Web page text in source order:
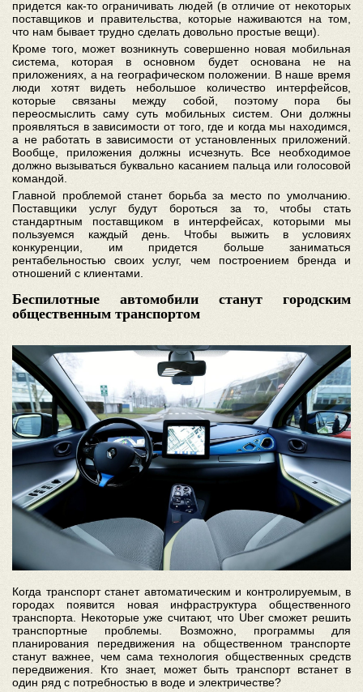
придется как-то ограничивать людей (в отличие от некоторых
поставщиков и правительства, которые наживаются на том,
что нам бывает трудно сделать довольно простые вещи).
Кроме того, может возникнуть совершенно новая мобильная
система, которая в основном будет основана не на
приложениях, а на географическом положении. В наше время
люди хотят видеть небольшое количество интерфейсов,
которые связаны между собой, поэтому пора бы
переосмыслить саму суть мобильных систем. Они должны
проявляться в зависимости от того, где и когда мы находимся,
а не работать в зависимости от установленных приложений.
Вообще, приложения должны исчезнуть. Все необходимое
должно вызываться буквально касанием пальца или голосовой
командой.
Главной проблемой станет борьба за место по умолчанию.
Поставщики услуг будут бороться за то, чтобы стать
стандартным поставщиком в интерфейсах, которыми мы
пользуемся каждый день. Чтобы выжить в условиях
конкуренции, им придется больше заниматься
рентабельностью своих услуг, чем построением бренда и
отношений с клиентами.
Беспилотные автомобили станут городским
общественным транспортом
Когда транспорт станет автоматическим и контролируемым, в
городах появится новая инфраструктура общественного
транспорта. Некоторые уже считают, что Uber сможет решить
транспортные проблемы. Возможно, программы для
планирования передвижения на общественном транспорте
станут важнее, чем сама технология общественных средств
передвижения. Кто знает, может быть транспорт встанет в
один ряд с потребностью в воде и электричестве?